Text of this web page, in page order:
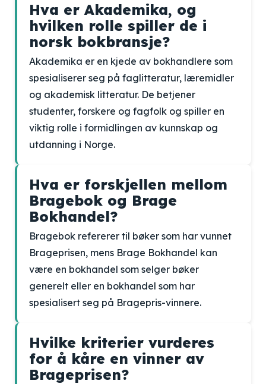
Hva er Akademika, og
hvilken rolle spiller de i
norsk bokbransje?
Akademika er en kjede av bokhandlere som
spesialiserer seg på faglitteratur, læremidler
og akademisk litteratur. De betjener
studenter, forskere og fagfolk og spiller en
viktig rolle i formidlingen av kunnskap og
utdanning i Norge.
Hva er forskjellen mellom
Bragebok og Brage
Bokhandel?
Bragebok refererer til bøker som har vunnet
Brageprisen, mens Brage Bokhandel kan
være en bokhandel som selger bøker
generelt eller en bokhandel som har
spesialisert seg på Bragepris-vinnere.
Hvilke kriterier vurderes
for å kåre en vinner av
Brageprisen?